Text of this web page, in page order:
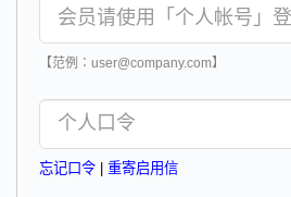
【范例：user@company.com】
忘记口令 重寄启用信